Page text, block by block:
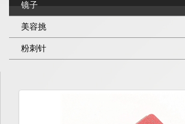
镜子
美容挑
粉刺针